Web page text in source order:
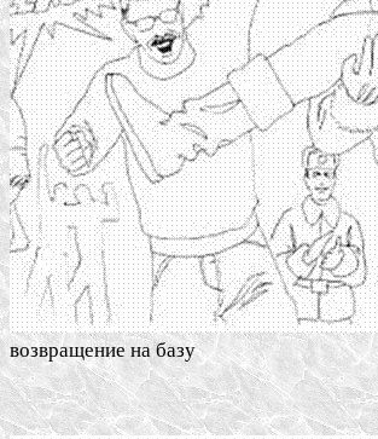
возвращение на базу